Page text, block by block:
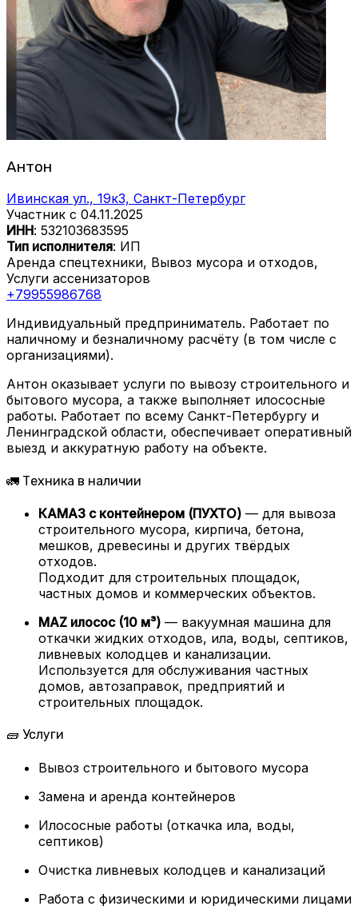
Антон
Ивинская ул., 19к3, Санкт-Петербург
Участник с 04.11.2025
ИНН: 532103683595
Тип исполнителя: ИП
Аренда спецтехники, Вывоз мусора и отходов,
Услуги ассенизаторов
+79955986768
Индивидуальный предприниматель. Работает по
наличному и безналичному расчёту (в том числе с
организациями).
Антон оказывает услуги по вывозу строительного и
бытового мусора, а также выполняет илососные
работы. Работает по всему Санкт-Петербургу и
Ленинградской области, обеспечивает оперативный
выезд и аккуратную работу на объекте.
🚛 Техника в наличии
КАМАЗ с контейнером (ПУХТО) — для вывоза
строительного мусора, кирпича, бетона,
мешков, древесины и других твёрдых
отходов.
Подходит для строительных площадок,
частных домов и коммерческих объектов.
МАZ илосос (10 м³) — вакуумная машина для
откачки жидких отходов, ила, воды, септиков,
ливневых колодцев и канализации.
Используется для обслуживания частных
домов, автозаправок, предприятий и
строительных площадок.
🧱 Услуги
Вывоз строительного и бытового мусора
Замена и аренда контейнеров
Илососные работы (откачка ила, воды,
септиков)
Очистка ливневых колодцев и канализаций
Работа с физическими и юридическими лицами